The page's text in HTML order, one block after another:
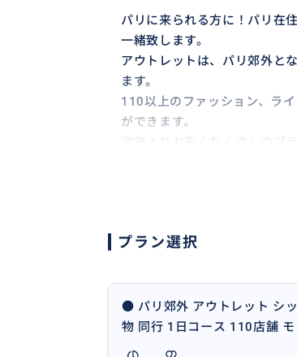
パリに来られる方に！パリ在
一緒致します。
アウトレットは、パリ郊外と
ます。
110以上のファッション、ラ
ができます。
お帰りは、ホテルまでご一緒致
【価格の補足】
１〜３人まで同一料金です。
それ以上の人数等は、ご質問
プラン選択
● パリ郊外 アウトレット シ
物 同行 1日コース 110店舗
マックスマーラ ルブタン バー